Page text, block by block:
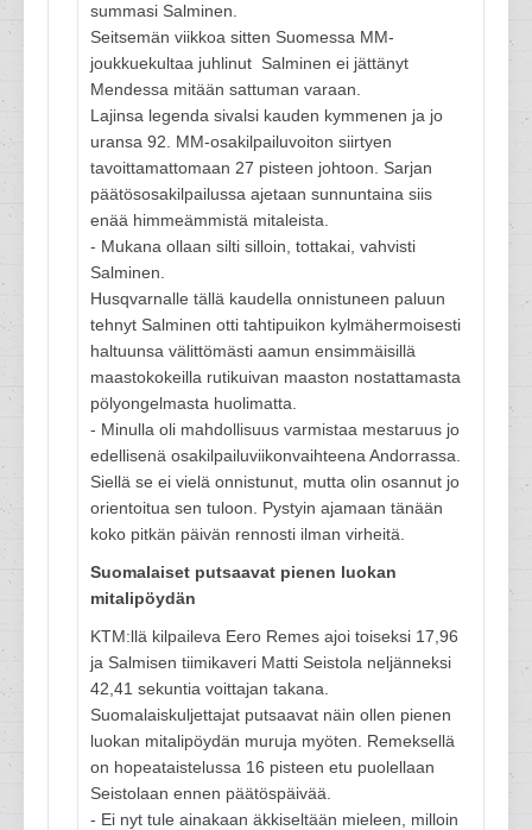
summasi Salminen.
Seitsemän viikkoa sitten Suomessa MM-
joukkuekultaa juhlinut Salminen ei jättänyt
Mendessa mitään sattuman varaan.
Lajinsa legenda sivalsi kauden kymmenen ja jo
uransa 92. MM-osakilpailuvoiton siirtyen
tavoittamattomaan 27 pisteen johtoon. Sarjan
päätösosakilpailussa ajetaan sunnuntaina siis
enää himmeämmistä mitaleista.
- Mukana ollaan silti silloin, tottakai, vahvisti
Salminen.
Husqvarnalle tällä kaudella onnistuneen paluun
tehnyt Salminen otti tahtipuikon kylmähermoisesti
haltuunsa välittömästi aamun ensimmäisillä
maastokokeilla rutikuivan maaston nostattamasta
pölyongelmasta huolimatta.
- Minulla oli mahdollisuus varmistaa mestaruus jo
edellisenä osakilpailuviikonvaihteena Andorrassa.
Siellä se ei vielä onnistunut, mutta olin osannut jo
orientoitua sen tuloon. Pystyin ajamaan tänään
koko pitkän päivän rennosti ilman virheitä.
Suomalaiset putsaavat pienen luokan
mitalipöydän
KTM:llä kilpaileva Eero Remes ajoi toiseksi 17,96
ja Salmisen tiimikaveri Matti Seistola neljänneksi
42,41 sekuntia voittajan takana.
Suomalaiskuljettajat putsaavat näin ollen pienen
luokan mitalipöydän muruja myöten. Remeksellä
on hopeataistelussa 16 pisteen etu puolellaan
Seistolaan ennen päätöspäivää.
- Ei nyt tule ainakaan äkkiseltään mieleen, milloin